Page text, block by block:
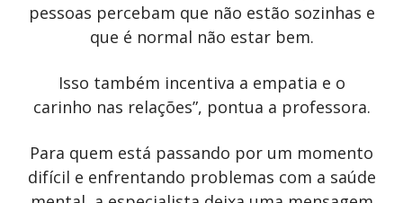
pessoas percebam que não estão sozinhas e
que é normal não estar bem.
Isso também incentiva a empatia e o
carinho nas relações”, pontua a professora.
Para quem está passando por um momento
difícil e enfrentando problemas com a saúde